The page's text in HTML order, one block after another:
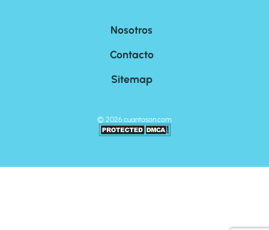
Nosotros
Contacto
Sitemap
© 2026 cuantoson.com